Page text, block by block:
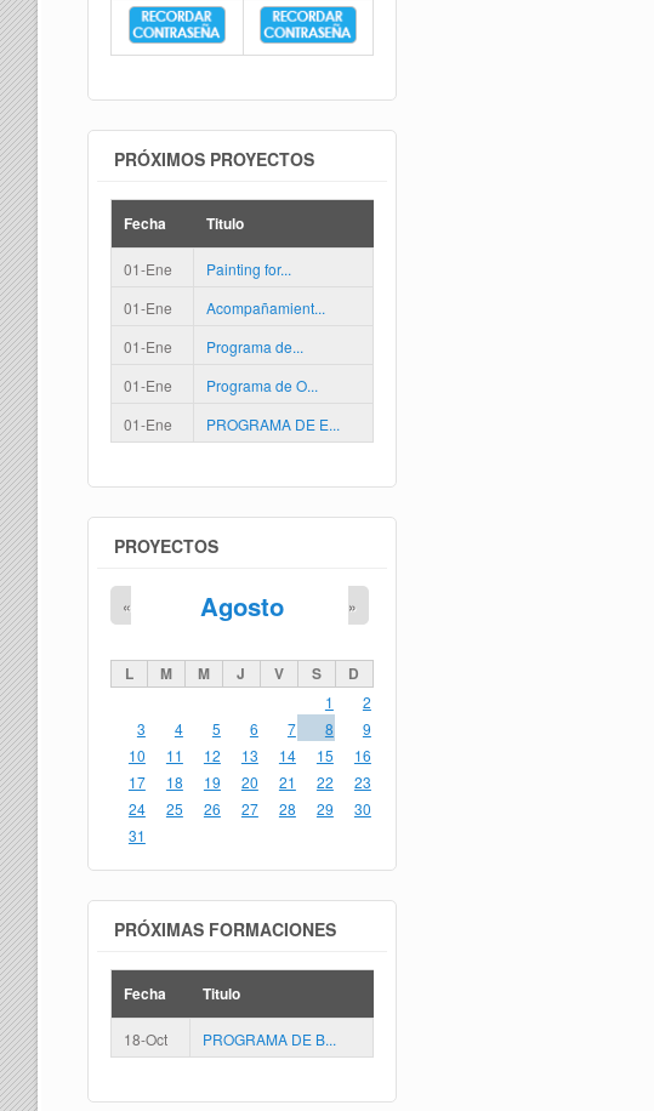
PRÓXIMOS PROYECTOS
Fecha Titulo
01-Ene
Painting for...
01-Ene
Acompañamient...
01-Ene
Programa de...
01-Ene
Programa de O...
01-Ene
PROGRAMA DE E...
PROYECTOS
Agosto
« »
L M M J V S D
1
2
3
4 5 6 7 8
9
10
11 12 13 14 15
16
17
18 19 20 21 22
23
24
25 26 27 28 29
30
31
PRÓXIMAS FORMACIONES
Fecha Titulo
18-Oct PROGRAMA DE B...